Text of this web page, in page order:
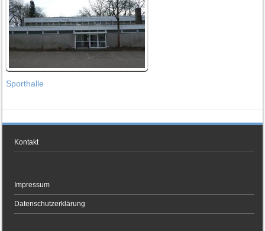
Sporthalle
Kontakt
Impressum
Datenschutzerklärung